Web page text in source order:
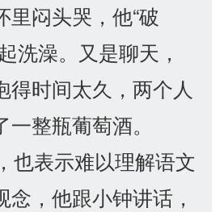
里闷头哭，他“破
洗澡。又是聊天，
得时间太久，两个人
整瓶葡萄酒。
也表示难以理解语文
，他跟小钟讲话，